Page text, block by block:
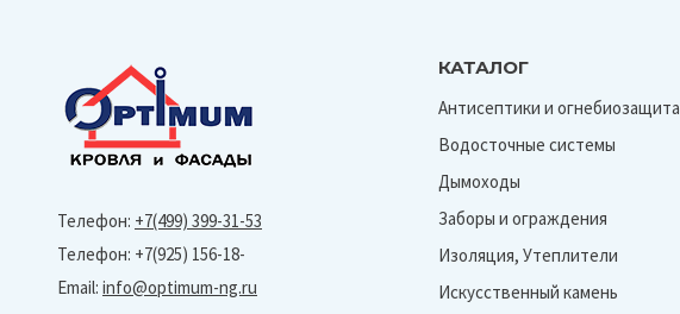
Телефон: +7(499) 399-31-53
Телефон: +7(925) 156-18-
Email: info@optimum-ng.ru
КАТАЛОГ
Антисептики и огнебиозащита
Водосточные системы
Дымоходы
Заборы и ограждения
Изоляция, Утеплители
Искусственный камень